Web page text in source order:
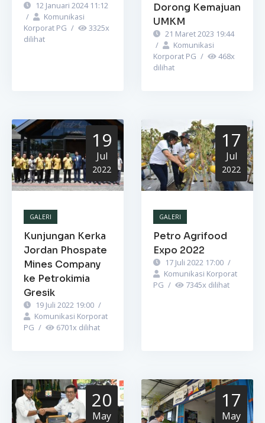
12 Januari 2024 11:12
/
Komunikasi
Korporat PG / 3325x
dilihat
Dorong Kemajuan
UMKM
21 Maret 2023 19:44
/
Komunikasi
Korporat PG / 468x
dilihat
19
Jul
2022
GALERI
Kunjungan Kerka
Jordan Phospate
Mines Company
ke Petrokimia
Gresik
19 Juli 2022 19:00 /
Komunikasi Korporat
PG / 6701x dilihat
17
Jul
2022
GALERI
Petro Agrifood
Expo 2022
17 Juli 2022 17:00 /
Komunikasi Korporat
PG / 7345x dilihat
20
May
17
May